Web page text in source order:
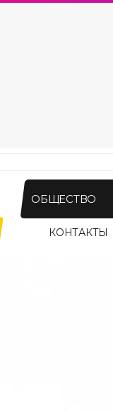
ОБЩЕСТВО
КОНТАКТЫ